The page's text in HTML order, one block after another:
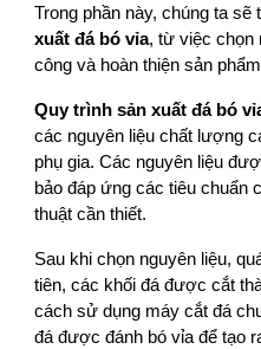
Trong phần này, chúng ta
xuất đá bó vỉa, từ việc chọn
công và hoàn thiện sản
Quy trình sản xuất đá bó
các nguyên liệu chất lượng
phụ gia. Các nguyên liệu
bảo đáp ứng các tiêu chuẩn
thuật cần thiết.
Sau khi chọn nguyên liệu,
tiên, các khối đá được cắt
cách sử dụng máy cắt đá
đá được đánh bó vỉa để tạo